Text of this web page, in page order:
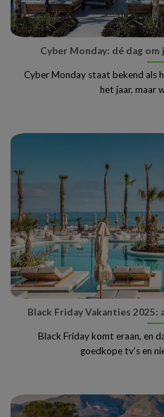
Cyber Monday: dé dag
Cyber Monday staat bekend als
het jaar, maar
Black Friday Vakanties
Black Friday komt eraan, en
goedkope tv’s en